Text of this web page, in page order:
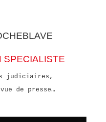
SPECIALISTE
judiciaires,
de presse…